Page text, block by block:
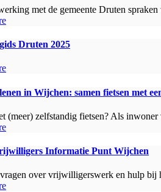
met de gemeente Druten
Druten 2025
in Wijchen: samen fietsen met
(meer) zelfstandig fietsen? Als
Informatie Punt Wijchen
over vrijwilligerswerk en hulp bij